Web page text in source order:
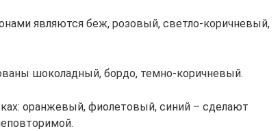
являются беж, розовый, светло-коричневый,
шоколадный, бордо, темно-коричневый.
оранжевый, фиолетовый, синий – сделают